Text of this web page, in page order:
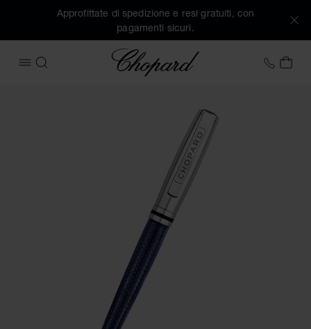
Approfittate di spedizione e resi gratuiti, con
pagamenti sicuri.
APRIRE IL MENU
CERCA
Chopard +39
IL